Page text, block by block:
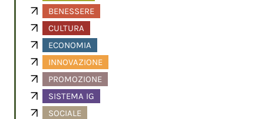
BENESSERE
CULTURA
ECONOMIA
INNOVAZIONE
PROMOZIONE
SISTEMA IG
SOCIALE